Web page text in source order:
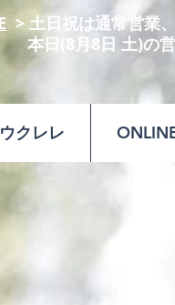
> 土日祝は通常営業
土)の営業時
クレレ